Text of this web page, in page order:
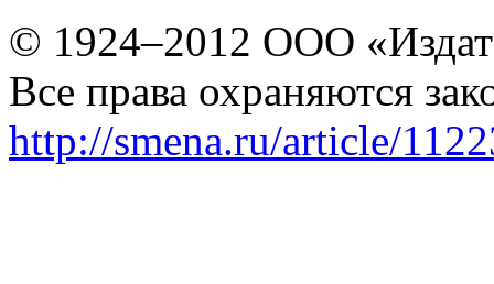
© 1924–2012 ООО
Все права охраняются
http://smena.ru/article/